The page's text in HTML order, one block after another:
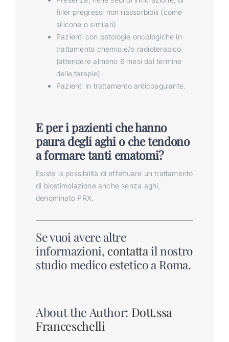
filler pregressi non riassorbibili (come
silicone o similari)
Pazienti con patologie oncologiche in
trattamento chemio e/o radioterapico
(attendere almeno 6 mesi dal termine
delle terapie).
Pazienti in trattamento anticoagulante.
E per i pazienti che hanno
paura degli aghi o che tendono
a formare tanti ematomi?
Esiste la possibilità di effettuare un trattamento
di biostimolazione anche senza aghi,
denominato PRX.
Se vuoi avere altre
informazioni, contattail nostro
studio medico estetico a Roma.
About the Author: Dott.ssa
Franceschelli